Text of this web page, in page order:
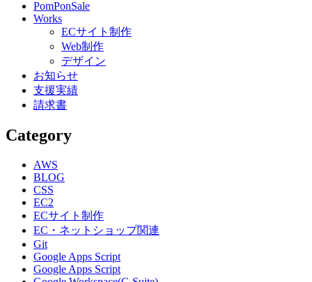
PomPonSale
Works
ECサイト制作
Web制作
デザイン
お知らせ
支援実績
請求書
Category
AWS
BLOG
CSS
EC2
ECサイト制作
EC・ネットショップ関連
Git
Google Apps Script
Google Apps Script